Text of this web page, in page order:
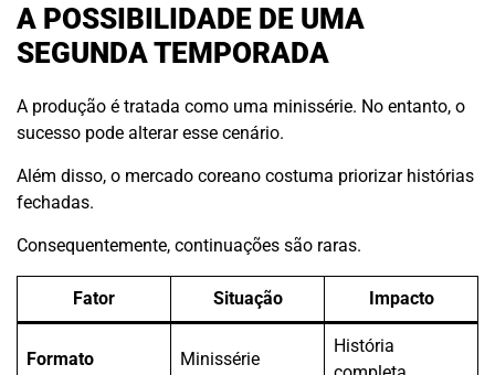
A POSSIBILIDADE DE UMA
SEGUNDA TEMPORADA
A produção é tratada como uma minissérie. No entanto, o
sucesso pode alterar esse cenário.
Além disso, o mercado coreano costuma priorizar histórias
fechadas.
Consequentemente, continuações são raras.
Fator Situação Impacto
Formato Minissérie
História